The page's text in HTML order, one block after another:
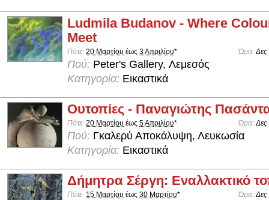
Ludmila Budanov - Where
Meet
Πότε: 20 Μαρτίου έως 3 Απριλίου* Ώρα:Δες
Πού: Peter's Gallery, Λεμεσός
Κατηγορία: Εικαστικά
Ουτοπίες - Παναγιώτης
Πότε: 20 Μαρτίου έως 5 Απριλίου* Ώρα:Δες
Πού: Γκαλερύ Αποκάλυψη, Λευκωσία
Κατηγορία: Εικαστικά
Δήμητρα Σέργη: Εναλλακτικό
Πότε: 15 Μαρτίου έως 30 Μαρτίου* Ώρα:Δες